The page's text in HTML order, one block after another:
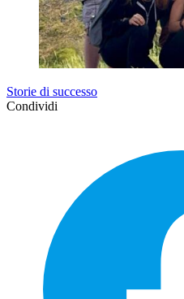
Storie di successo
Condividi